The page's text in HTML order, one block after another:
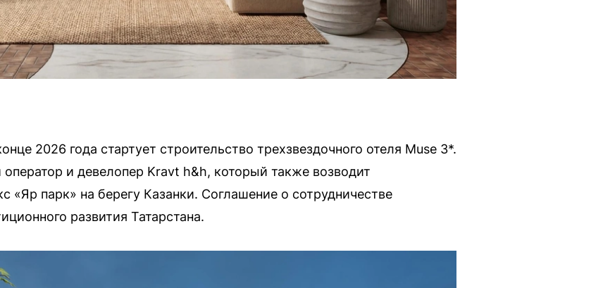
2026 года стартует строительство трехзвездочного отеля Muse 3*.
и девелопер Kravt h&h, который также возводит
«Яр парк» на берегу Казанки. Соглашение о сотрудничестве
развития Татарстана.